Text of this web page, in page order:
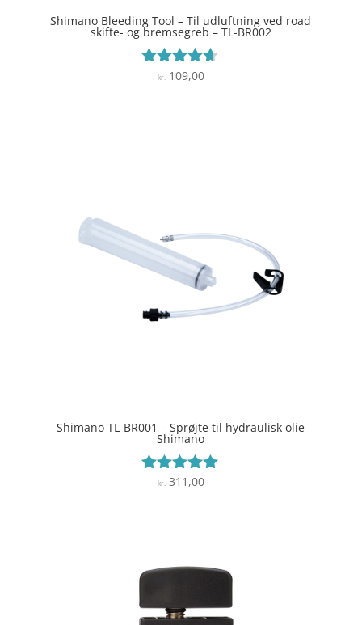
Shimano Bleeding Tool – Til udluftning ved road
skifte- og bremsegreb – TL-BR002
Vurderet
kr. 109,00
Shimano TL-BR001 – Sprøjte til hydraulisk olie
Shimano
Vurderet
kr.311,00